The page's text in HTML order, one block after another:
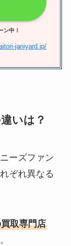
ーカラーを解
相も！
ン中！
janiyard.jp/
いは？
ーズファン
ぞれ異なる
取専門店